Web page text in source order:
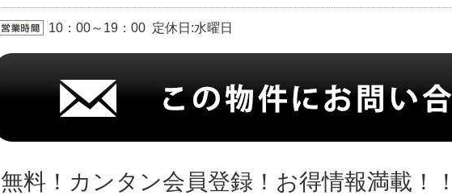
10：00～19：00 定休日:水曜日
無料！カンタン会員登録！お得情報満載！！